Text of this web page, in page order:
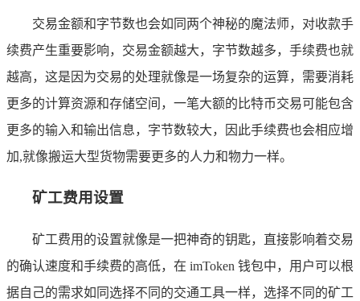
交易金额和字节数也会如同两个神秘的魔法师，对收款手
续费产生重要影响，交易金额越大，字节数越多，手续费也就
越高，这是因为交易的处理就像是一场复杂的运算，需要消耗
更多的计算资源和存储空间，一笔大额的比特币交易可能包含
更多的输入和输出信息，字节数较大，因此手续费也会相应增
加,就像搬运大型货物需要更多的人力和物力一样。
矿工费用设置
矿工费用的设置就像是一把神奇的钥匙，直接影响着交易
的确认速度和手续费的高低，在 imToken 钱包中，用户可以根
据自己的需求如同选择不同的交通工具一样，选择不同的矿工